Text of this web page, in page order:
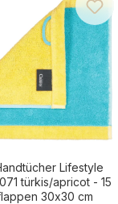
Lifestyle
türkis/apricot - 15
30x30 cm